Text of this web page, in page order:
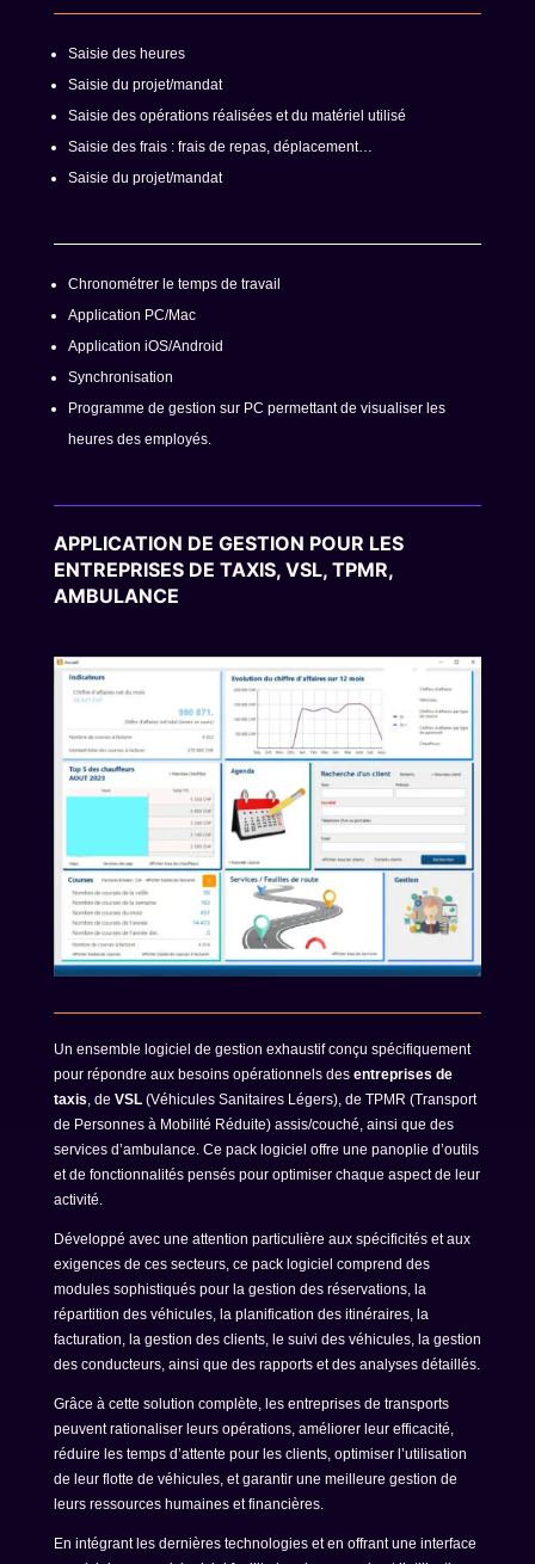
Saisie des heures
Saisie du projet/mandat
Saisie des opérations réalisées et du matériel utilisé
Saisie des frais : frais de repas, déplacement…
Saisie du projet/mandat
Chronométrer le temps de travail
Application PC/Mac
Application iOS/Android
Synchronisation
Programme de gestion sur PC permettant de visualiser les
heures des employés.
APPLICATION DE GESTION POUR LES
ENTREPRISES DE TAXIS, VSL, TPMR,
AMBULANCE
Un ensemble logiciel de gestion exhaustif conçu spécifiquement
pour répondre aux besoins opérationnels des entreprises de
taxis , de VSL(Véhicules Sanitaires Légers), de TPMR (Transport
de Personnes à Mobilité Réduite) assis/couché, ainsi que des
services d’ambulance. Ce pack logiciel offre une panoplie d’outils
et de fonctionnalités pensés pour optimiser chaque aspect de leur
activité.
Développé avec une attention particulière aux spécificités et aux
exigences de ces secteurs, ce pack logiciel comprend des
modules sophistiqués pour la gestion des réservations, la
répartition des véhicules, la planification des itinéraires, la
facturation, la gestion des clients, le suivi des véhicules, la gestion
des conducteurs, ainsi que des rapports et des analyses détaillés.
Grâce à cette solution complète, les entreprises de transports
peuvent rationaliser leurs opérations, améliorer leur efficacité,
réduire les temps d’attente pour les clients, optimiser l’utilisation
de leur flotte de véhicules, et garantir une meilleure gestion de
leurs ressources humaines et financières.
En intégrant les dernières technologies et en offrant une interface